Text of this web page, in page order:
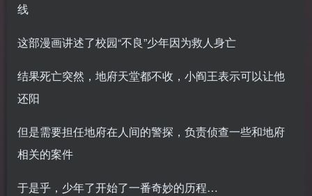
线
这部漫画讲述了校园“不良”少年因为救人身亡
结果死亡突然，地府天堂都不收，小阎王表示可以让他
还阳
但是需要担任地府在人间的警探，负责侦查一些和地府
相关的案件
于是乎，少年了开始了一番奇妙的历程…